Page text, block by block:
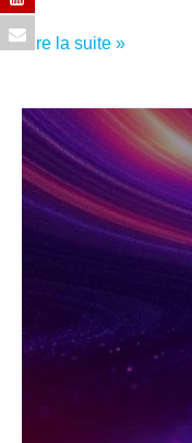
Lire la suite »
CRTAA
INCUBATEUR
HADINAL:
PREMIER